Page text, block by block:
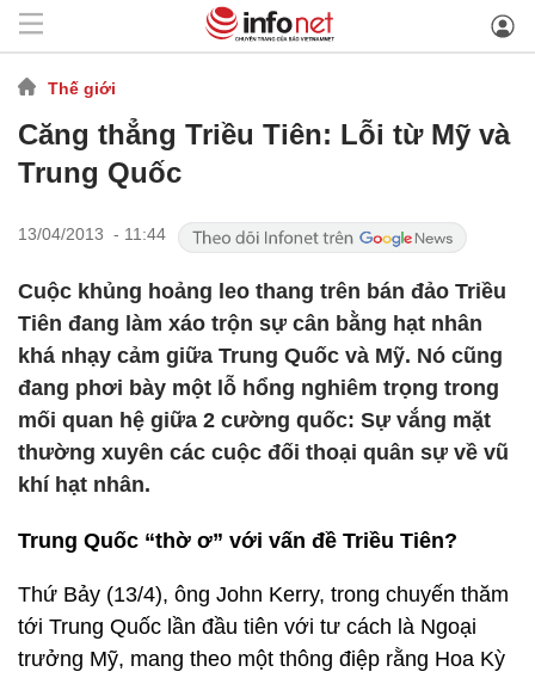
Thế giới
Căng thẳng Triều Tiên: Lỗi từ Mỹ và
Trung Quốc
13/04/2013 - 11:44
Cuộc khủng hoảng leo thang trên bán đảo Triều
Tiên đang làm xáo trộn sự cân bằng hạt nhân
khá nhạy cảm giữa Trung Quốc và Mỹ. Nó cũng
đang phơi bày một lỗ hổng nghiêm trọng trong
mối quan hệ giữa 2 cường quốc: Sự vắng mặt
thường xuyên các cuộc đối thoại quân sự về vũ
khí hạt nhân.
Trung Quốc “thờ ơ” với vấn đề Triều Tiên?
Thứ Bảy (13/4), ông John Kerry, trong chuyến thăm
tới Trung Quốc lần đầu tiên với tư cách là Ngoại
trưởng Mỹ, mang theo một thông điệp rằng Hoa Kỳ